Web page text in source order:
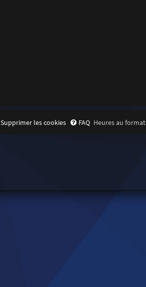
Heures au format
FAQ
Supprimer les cookies